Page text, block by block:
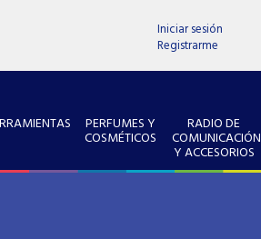
Iniciar sesión
Registrarme
PERFUMES Y
COSMÉTICOS
RADIO DE
COMUNICACIÓN
Y ACCESORIOS